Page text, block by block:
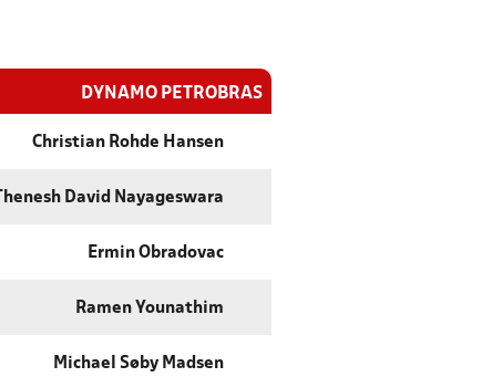
DYNAMO PETROBRAS
Christian Rohde Hansen
Thenesh David Nayageswara
Ermin Obradovac
Ramen Younathim
Michael Søby Madsen